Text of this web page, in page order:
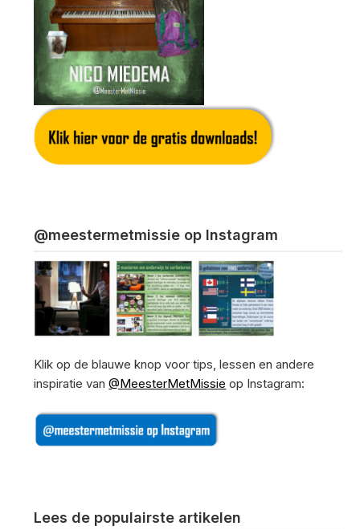
@meestermetmissie op Instagram
Klik op de blauwe knop voor tips, lessen en andere
inspiratie van@MeesterMetMissie op Instagram:
Lees de populairste artikelen